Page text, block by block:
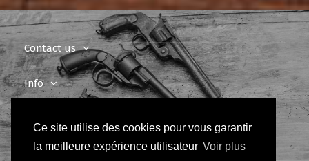
Ce site utilise des cookies pour vous garantir
la meilleure expérience utilisateur Voir plus
Contact us
Info